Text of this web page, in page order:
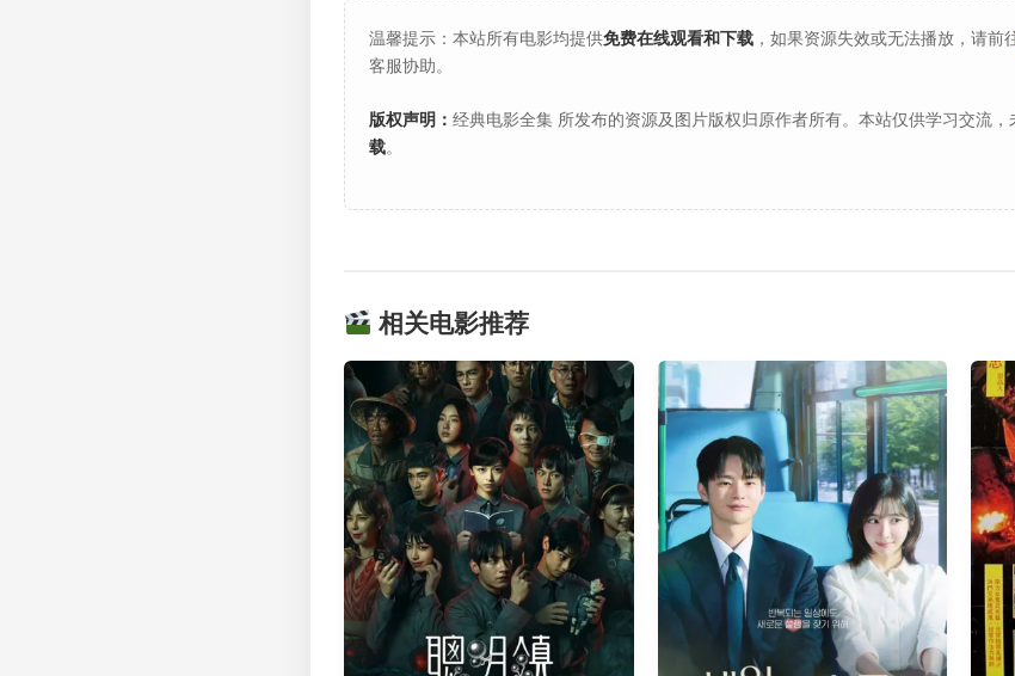
温馨提示：本站所有电影均提供免费在线观看和下载 ，如果资源失效或无法播放，请前
客服协助。
版权声明： 经典电影全集 所发布的资源及图片版权归原作者所有。本站仅供学习交流，
载。
相关电影推荐